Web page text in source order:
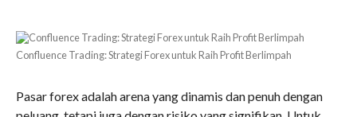
Confluence Trading: Strategi Forex untuk Raih Profit Berlimpah
Pasar forex adalah arena yang dinamis dan penuh dengan